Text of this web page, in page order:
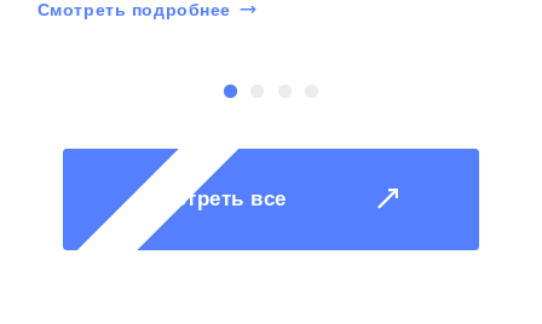
Смотреть подробнее
Смотреть все